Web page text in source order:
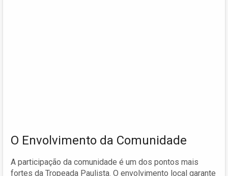
O Envolvimento da Comunidade
A participação da comunidade é um dos pontos mais
fortes da Tropeada Paulista. O envolvimento local garante